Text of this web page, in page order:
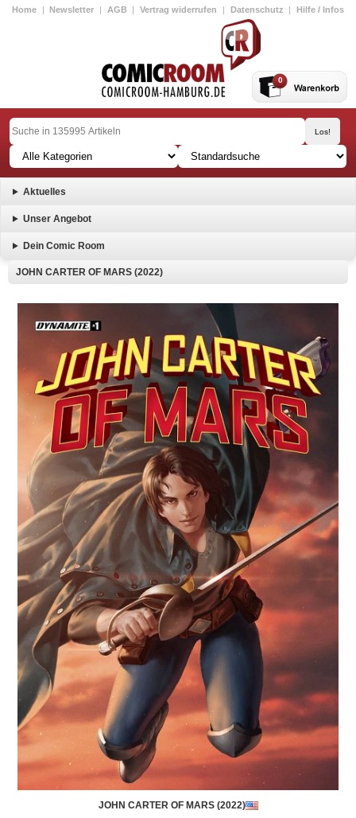
Home | Newsletter | AGB | Vertrag widerrufen | Datenschutz | Hilfe / Infos
0
Aktuelles
Unser Angebot
Dein Comic Room
JOHN CARTER OF MARS (2022)
JOHN CARTER OF MARS (2022)